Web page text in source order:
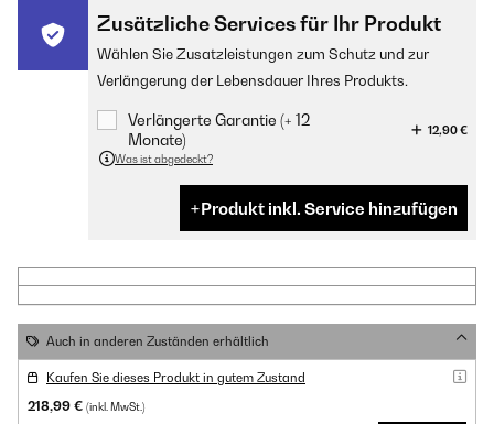
Zusätzliche Services für Ihr Produkt
Wählen Sie Zusatzleistungen zum Schutz und zur
Verlängerung der Lebensdauer Ihres Produkts.
Verlängerte Garantie (+ 12
Monate)
12,90 €
Was ist abgedeckt?
Produkt inkl. Service hinzufügen
Auch in anderen Zuständen erhältlich
Kaufen Sie dieses Produkt in gutem Zustand
218,99 € (inkl. MwSt.)